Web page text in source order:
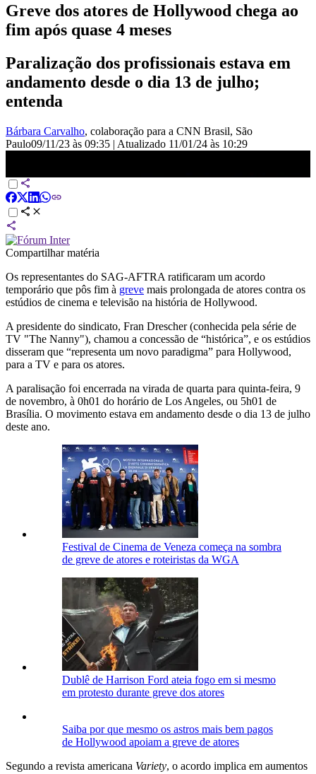
Greve dos atores de Hollywood chega ao
fim após quase 4 meses
Paralização dos profissionais estava em
andamento desde o dia 13 de julho;
entenda
Bárbara Carvalho, colaboração para a CNN Brasil, São
Paulo09/11/23 às 09:35 | Atualizado 11/01/24 às 10:29
Compartilhar matéria
Os representantes do SAG-AFTRA ratificaram um acordo
temporário que pôs fim à greve mais prolongada de atores contra os
estúdios de cinema e televisão na história de Hollywood.
A presidente do sindicato, Fran Drescher (conhecida pela série de
TV "The Nanny"), chamou a concessão de “histórica”, e os estúdios
disseram que “representa um novo paradigma” para Hollywood,
para a TV e para os atores.
A paralisação foi encerrada na virada de quarta para quinta-feira, 9
de novembro, à 0h01 do horário de Los Angeles, ou 5h01 de
Brasília. O movimento estava em andamento desde o dia 13 de julho
deste ano.
Festival de Cinema de Veneza começa na sombra
de greve de atores e roteiristas da WGA
Dublê de Harrison Ford ateia fogo em si mesmo
em protesto durante greve dos atores
Saiba por que mesmo os astros mais bem pagos
de Hollywood apoiam a greve de atores
Segundo a revista americana Variety, o acordo implica em aumentos